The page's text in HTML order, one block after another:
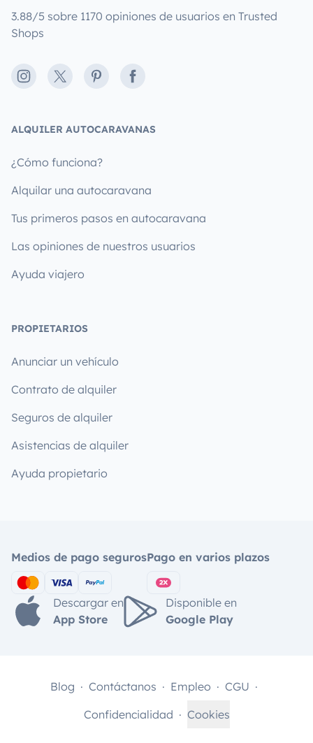
3.88/5 sobre 1170 opiniones de usuarios en Trusted
Shops
Instagram
X PinterestFacebook
ALQUILER AUTOCARAVANAS
¿Cómo funciona?
Alquilar una autocaravana
Tus primeros pasos en autocaravana
Las opiniones de nuestros usuarios
Ayuda viajero
PROPIETARIOS
Anunciar un vehículo
Contrato de alquiler
Seguros de alquiler
Asistencias de alquiler
Ayuda propietario
Medios de pago segurosPago en varios plazos
Descargar en
App Store
Disponible en
Google Play
Blog Contáctanos Empleo
CGU
Confidencialidad
Cookies